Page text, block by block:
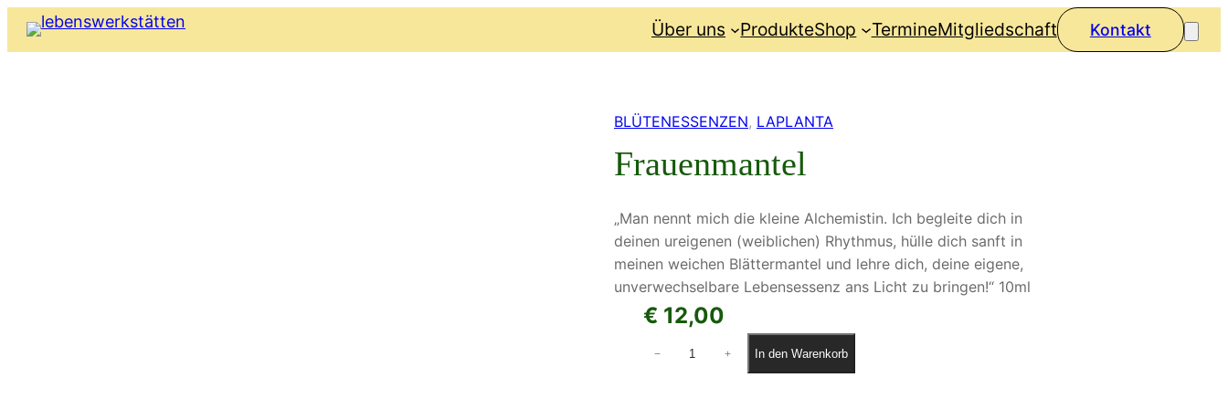
Über uns ProdukteShop TermineMitgliedschaft Kontakt
BLÜTENESSENZEN, LAPLANTA
Frauenmantel
„Man nennt mich die kleine Alchemistin. Ich begleite dich in
deinen ureigenen (weiblichen) Rhythmus, hülle dich sanft in
meinen weichen Blättermantel und lehre dich, deine eigene,
unverwechselbare Lebensessenz ans Licht zu bringen!“ 10ml
€ 12,00
r
− + In den Warenkorb